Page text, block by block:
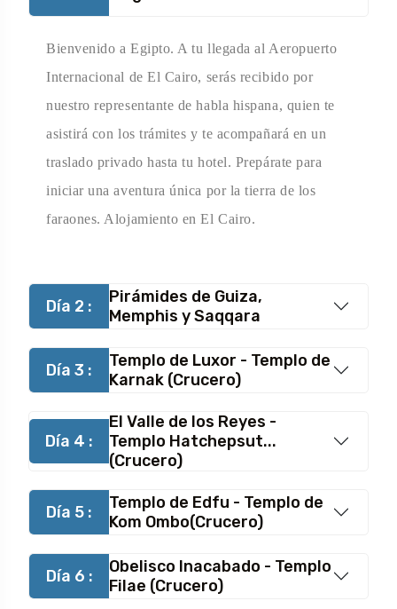
Bienvenido a Egipto. A tu llegada al Aeropuerto
Internacional de El Cairo, serás recibido por
nuestro representante de habla hispana, quien te
asistirá con los trámites y te acompañará en un
traslado privado hasta tu hotel. Prepárate para
iniciar una aventura única por la tierra de los
faraones. Alojamiento en El Cairo.
Día 2 :
Pirámides de Guiza,
Memphis y Saqqara
Día 3 :
Templo de Luxor - Templo de
Karnak (Crucero)
Día 4 :
El Valle de los Reyes -
Templo Hatchepsut...
(Crucero)
Día 5 :
Templo de Edfu - Templo de
Kom Ombo(Crucero)
Día 6 :
Obelisco Inacabado - Templo
Filae (Crucero)